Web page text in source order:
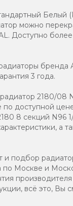
Белый
можно
Доступно
бренда
3 года.
2180/08
по доступной
8 секций N96
а
и подбор
по Москве и
всё это, Вы